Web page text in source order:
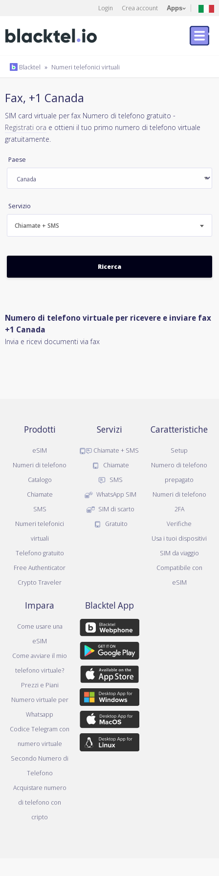
Login Crea account Apps
Blacktel » Numeri telefonici virtuali
Fax, +1 Canada
SIM card virtuale per fax Numero di telefono gratuito -
Registrati ora e ottieni il tuo primo numero di telefono virtuale
gratuitamente.
Paese
Servizio
Chiamate + SMS
Numero di telefono virtuale per ricevere e inviare fax
+1 Canada
Invia e ricevi documenti via fax
Prodotti
eSIM
Numeri di telefono
Catalogo
Chiamate
SMS
Numeri telefonici
virtuali
Telefono gratuito
Free Authenticator
Crypto Traveler
Servizi
Chiamate + SMS
Chiamate
SMS
WhatsApp SIM
SIM di scarto
Gratuito
Caratteristiche
Setup
Numero di telefono
prepagato
Numeri di telefono
2FA
Verifiche
Usa i tuoi dispositivi
SIM da viaggio
Compatibile con
eSIM
Impara
Come usare una
eSIM
Come avviare il mio
telefono virtuale?
Prezzi e Piani
Numero virtuale per
Whatsapp
Codice Telegram con
numero virtuale
Secondo Numero di
Telefono
Acquistare numero
di telefono con
cripto
Blacktel App